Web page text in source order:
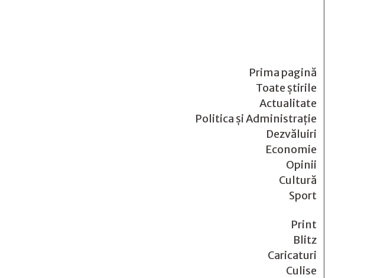
Prima pagină
Toate știrile
Actualitate
Politica și Administrație
Dezvăluiri
Economie
Opinii
Cultură
Sport
Print
Blitz
Caricaturi
Culise